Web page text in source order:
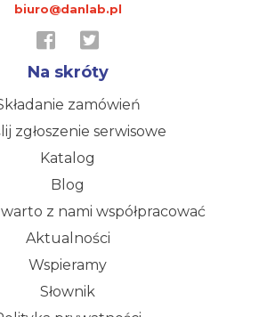
biuro@danlab.pl
Na skróty
zamówień
zgłoszenie serwisowe
Katalog
Blog
z nami współpracować
Aktualności
Wspieramy
Słownik